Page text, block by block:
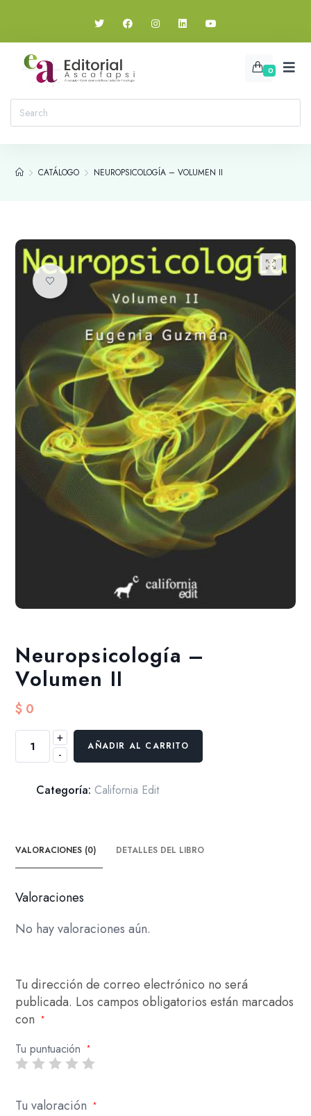
0
CATÁLOGO NEUROPSICOLOGÍA – VOLUMEN II
Añadir a la lista de deseos
Neuropsicología –
Volumen II
$ 0
-
Neuropsicología
+
AÑADIR AL CARRITO
Categoría: California Edit
VALORACIONES (0) DETALLES DEL LIBRO
Valoraciones
No hay valoraciones aún.
Tu dirección de correo electrónico no será
publicada. Los campos obligatorios están marcados
con
*
Tu puntuación *
Tu valoración *